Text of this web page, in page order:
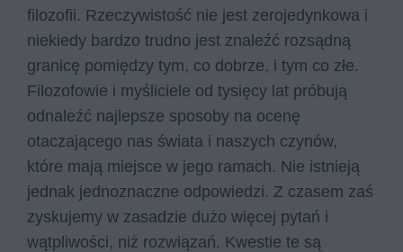
filozofii. Rzeczywistość nie jest zerojedynkowa i
niekiedy bardzo trudno jest znaleźć rozsądną
granicę pomiędzy tym, co dobrze, i tym co złe.
Filozofowie i myśliciele od tysięcy lat próbują
odnaleźć najlepsze sposoby na ocenę
otaczającego nas świata i naszych czynów,
które mają miejsce w jego ramach. Nie istnieją
jednak jednoznaczne odpowiedzi. Z czasem zaś
zyskujemy w zasadzie dużo więcej pytań i
wątpliwości, niż rozwiązań. Kwestie te są